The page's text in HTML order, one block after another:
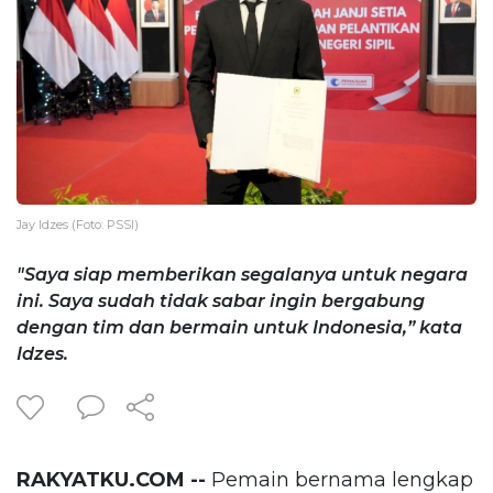
Jay Idzes (Foto: PSSI)
"Saya siap memberikan segalanya untuk negara
ini. Saya sudah tidak sabar ingin bergabung
dengan tim dan bermain untuk Indonesia,” kata
Idzes.
RAKYATKU.COM -- Pemain bernama lengkap